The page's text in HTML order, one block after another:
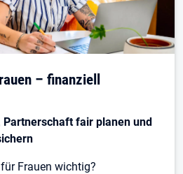
– finanziell
Partnerschaft fair planen und
Frauen wichtig?